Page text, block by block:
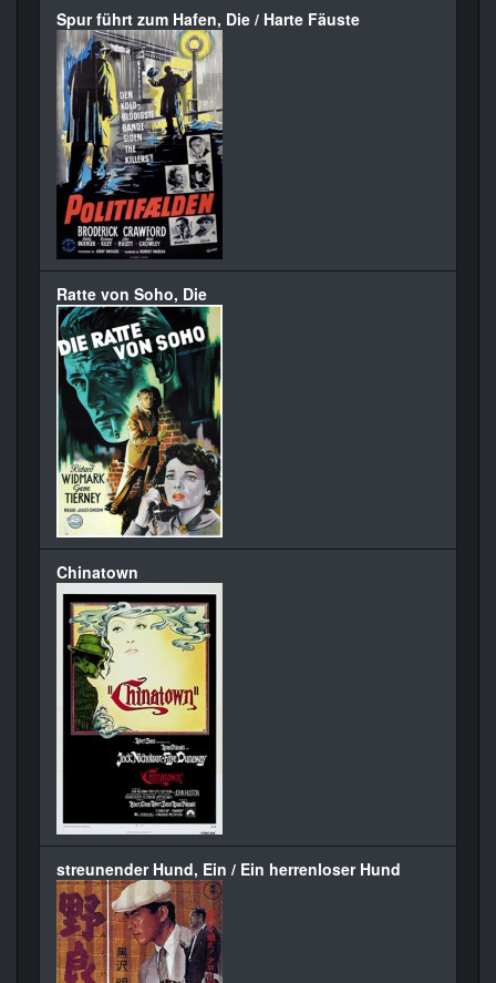
Spur führt zum Hafen, Die / Harte Fäuste
Ratte von Soho, Die
Chinatown
streunender Hund, Ein / Ein herrenloser Hund